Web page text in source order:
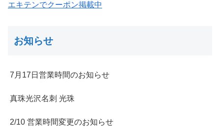
エキテンでクーポン掲載中
お知らせ
7月17日営業時間のお知らせ
真珠光沢名刺 光珠
2/10 営業時間変更のお知らせ